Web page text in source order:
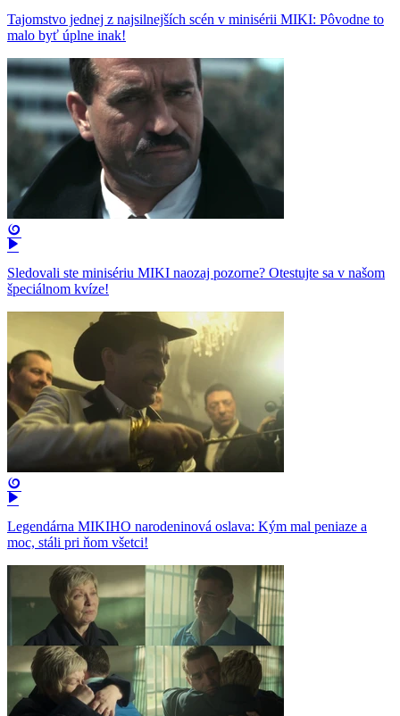
Tajomstvo jednej z najsilnejších scén v minisérii MIKI: Pôvodne to
malo byť úplne inak!
Sledovali ste minisériu MIKI naozaj pozorne? Otestujte sa v našom
špeciálnom kvíze!
Legendárna MIKIHO narodeninová oslava: Kým mal peniaze a
moc, stáli pri ňom všetci!